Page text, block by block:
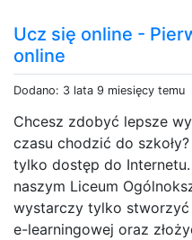
Ucz się online -
online
Dodano: 3 lata 9 miesięcy temu
Chcesz zdobyć lepsze
czasu chodzić do
tylko dostęp do
naszym Liceum
wystarczy tylko
e-learningowej oraz